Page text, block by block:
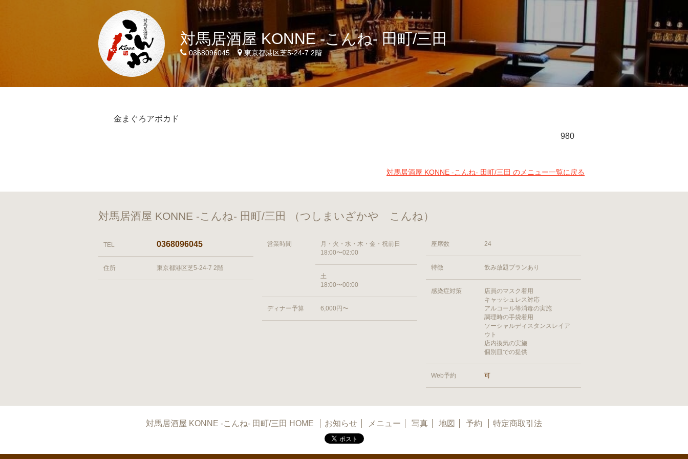
対馬居酒屋 KONNE -こんね- 田町/三田
0368096045 東京都港区芝5-24-7 2階
金まぐろアボカド
980
対馬居酒屋 KONNE -こんね- 田町/三田 のメニュー一覧に戻る
対馬居酒屋 KONNE -こんね- 田町/三田 （つしまいざかや こんね）
TEL 0368096045
住所 東京都港区芝5-24-7 2階
営業時間
月・火・水・木・金・祝前日
18:00〜02:00
土
18:00〜00:00
ディナー予算 6,000円〜
座席数 24
特徴 飲み放題プランあり
感染症対策
店員のマスク着用
キャッシュレス対応
アルコール等消毒の実施
調理時の手袋着用
ソーシャルディスタンスレイア
ウト
店内換気の実施
個別皿での提供
Web予約 可
対馬居酒屋 KONNE -こんね- 田町/三田 HOME お知らせ メニュー 写真 地図 予約 特定商取引法